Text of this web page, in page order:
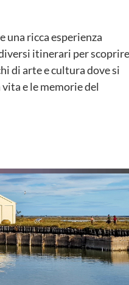
una ricca esperienza
itinerari per
di arte e cultura dove si
e le memorie del